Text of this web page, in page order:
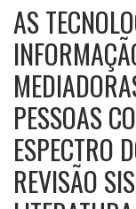
AS
PESSOAS
ESPECTRO
REVISÃO